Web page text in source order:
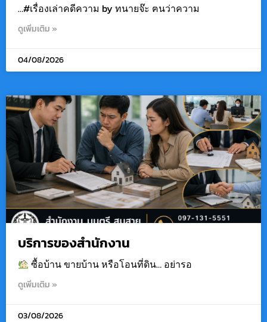
…#เรื่องเล่าคดีความ by ทนายจ๊ะ ฅนว่าความ
ดูเพิ่มเติม »
04/08/2026
บริการของสำนักงาน
ซื้อบ้าน ขายบ้าน หรือโอนที่ดิน… อย่ารอ
ดูเพิ่มเติม »
03/08/2026